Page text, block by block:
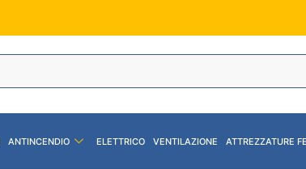
ANTINCENDIO ELETTRICO VENTILAZIONE ATTREZZATURE